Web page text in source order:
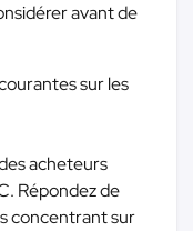
avant de
sur les
acheteurs
Répondez de
concentrant sur